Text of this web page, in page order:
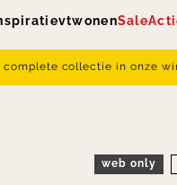
vtwonenSale
complete collectie in onze
web only